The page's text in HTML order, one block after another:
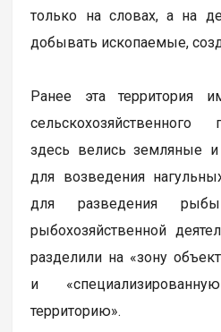
только на словах, а на
добывать ископаемые,
Ранее эта территория
здесь велись земляные и
для возведения
для разведения
рыбохозяйственной
разделили на «зону
и
территорию».